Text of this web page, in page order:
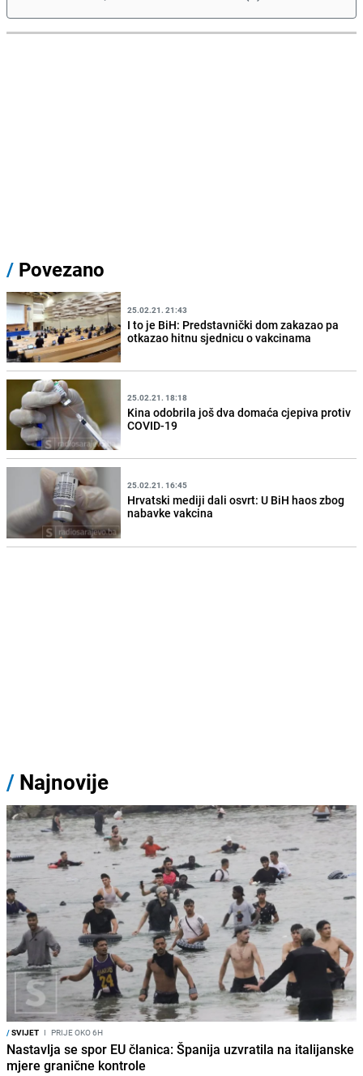
/ Povezano
25.02.21. 21:43
I to je BiH: Predstavnički dom zakazao pa
otkazao hitnu sjednicu o vakcinama
25.02.21. 18:18
Kina odobrila još dva domaća cjepiva protiv
COVID-19
25.02.21. 16:45
Hrvatski mediji dali osvrt: U BiH haos zbog
nabavke vakcina
/ Najnovije
/SVIJET I PRIJE OKO 6H
Nastavlja se spor EU članica: Španija uzvratila na italijanske
mjere granične kontrole